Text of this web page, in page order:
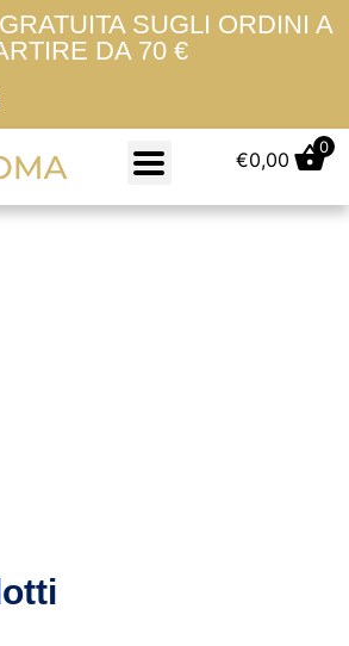
SUGLI ORDINI A
DA 70 €
€0,00
0